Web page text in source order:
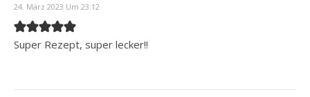
24. März 2023 Um 23:12
Super Rezept, super lecker!!